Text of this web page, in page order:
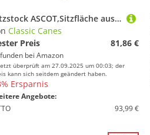
Sitzstock ASCOT,Sitzfläche aus braunem Leder, Griffe aus Metall mit Leder überzogen, Stock aus Leichtmetall, höhenverstellbar,Stocklänge 66-91 cm, Sitzhöhe 50-75 cm, inklusive stabilem Gummipuffer.
Classic Canes
Preis
81,86 €
bei Amazon
überprüft am 27.09.2025 um 00:03; der
kann sich seitdem geändert haben.
Ersparnis
Angebote:
93,99 €